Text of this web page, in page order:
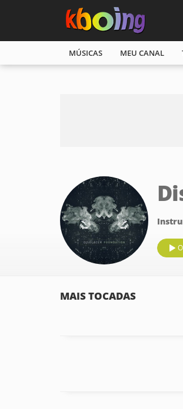
MÚSICAS MEU CANAL
MAIS TOCADAS